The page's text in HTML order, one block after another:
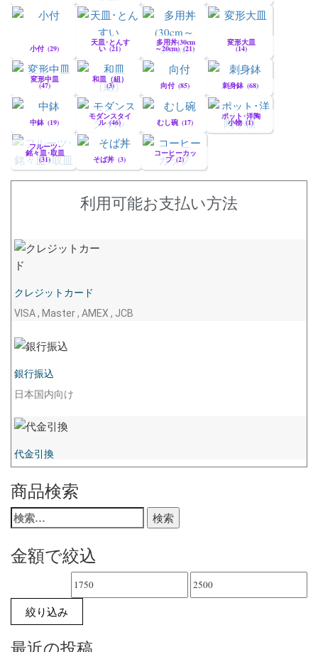
小付 (29)
天皿･とんす
い (21)
多用丼(30cm
～20cm)(21)
変形大皿
(14)
変形中皿
(47)
和皿（組）
(3) 向付 (85) 刺身鉢 (68)
中鉢 (19)
モダンスタイ
ル(46) むし碗 (17)
ポット･洋陶
小物(1)
フルーツ･
銘々皿･取皿
(31) そば丼 (3)
コーヒーカッ
プ(2)
利用可能お支払い方法
クレジットカード
VISA , Master , AMEX , JCB
銀行振込
日本国内向け
代金引換
商品検索
検
索:
金額で絞込
最
価
格
最
絞り込み